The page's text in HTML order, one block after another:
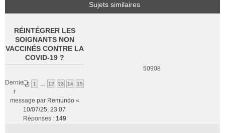
Sujets similaires
RÉINTÉGRER LES
SOIGNANTS NON
VACCINÉS CONTRE LA
COVID-19 ?
1 12 13 14 15
Dernie
r
message par Remundo«
10/07/25, 23:07
Réponses : 149
50908